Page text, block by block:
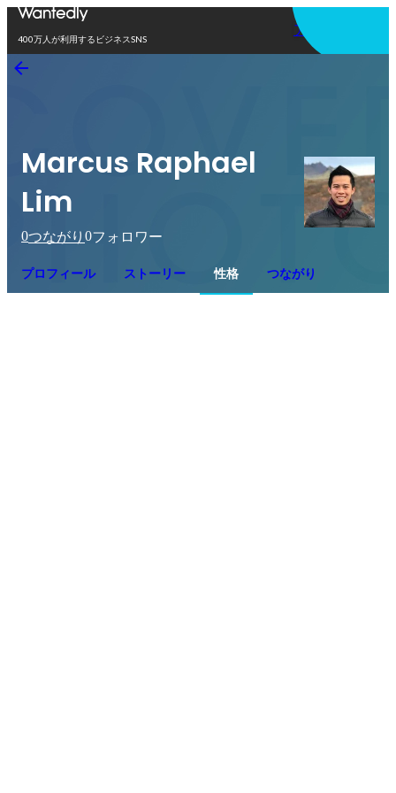
400万人が利用するビジネスSNS
アプリを使う
Marcus Raphael
Lim
0つながり 0フォロワー
プロフィール ストーリー 性格 つながり